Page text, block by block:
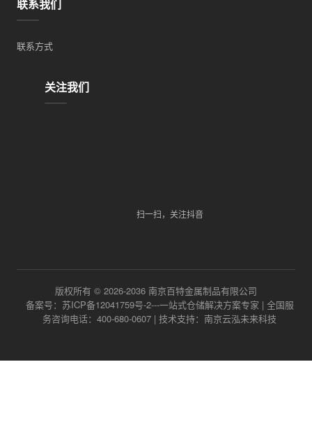
联系我们
联系方式
关注我们
扫一扫，关注抖音
版权所有 © 2026-2036 南京百特金属制品有限公司
备案号：苏ICP备12041759号-2---一站式仓储解决方案专家 | 全国服
务咨询电话：400-680-0607 | 技术支持：南京云泓未来科技